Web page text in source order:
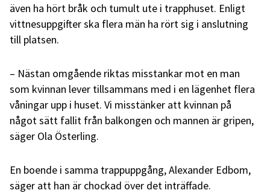
även ha hört bråk och tumult ute i trapphuset. Enligt
vittnesuppgifter ska flera män ha rört sig i anslutning
till platsen.
– Nästan omgående riktas misstankar mot en man
som kvinnan lever tillsammans med i en lägenhet flera
våningar upp i huset. Vi misstänker att kvinnan på
något sätt fallit från balkongen och mannen är gripen,
säger Ola Österling.
En boende i samma trappuppgång, Alexander Edbom,
säger att han är chockad över det inträffade.